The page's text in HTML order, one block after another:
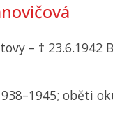
– † 23.6.1942
oběti